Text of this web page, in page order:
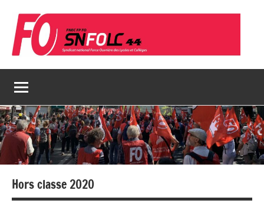
contenu
Hors classe 2020